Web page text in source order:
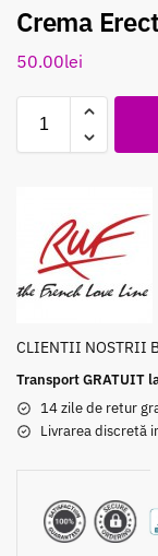
Crema
50.00lei
CLIENTII NOSTRII
Transport GRATUIT
14 zile de retur
Livrarea discretă